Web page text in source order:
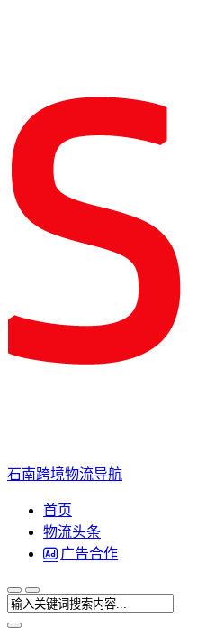
石南跨境物流导航
首页
物流头条
广告合作